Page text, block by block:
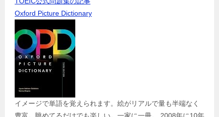
Oxford Picture Dictionary
イメージで単語を覚えられます。絵がリアルで量も半端なく